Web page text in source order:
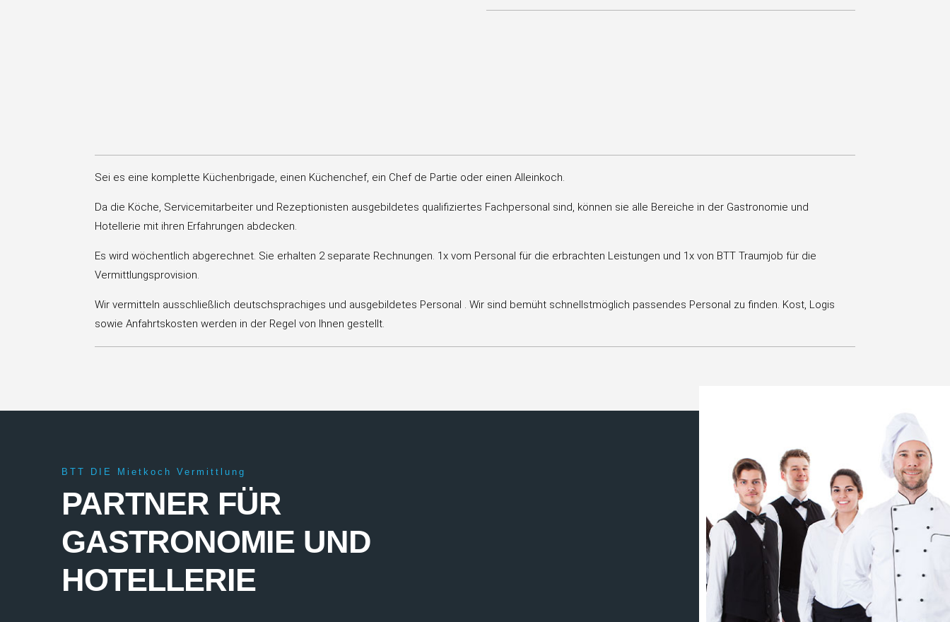
Sei es eine komplette Küchenbrigade, einen Küchenchef, ein Chef de Partie oder einen Alleinkoch.
Da die Köche, Servicemitarbeiter und Rezeptionisten ausgebildetes qualifiziertes Fachpersonal sind, können sie alle Bereiche in der Gastronomie und
Hotellerie mit ihren Erfahrungen abdecken.
Es wird wöchentlich abgerechnet. Sie erhalten 2 separate Rechnungen. 1x vom Personal für die erbrachten Leistungen und 1x von BTT Traumjob für die
Vermittlungsprovision.
Wir vermitteln ausschließlich deutschsprachiges und ausgebildetes Personal . Wir sind bemüht schnellstmöglich passendes Personal zu finden. Kost, Logis
sowie Anfahrtskosten werden in der Regel von Ihnen gestellt.
BTT DIE Mietkoch Vermittlung
PARTNER FÜR
GASTRONOMIE UND
HOTELLERIE